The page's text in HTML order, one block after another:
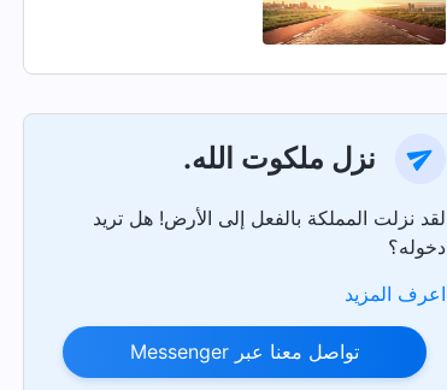
نزل ملكوت الله.
لقد نزلت المملكة بالفعل إلى الأرض! هل تريد
دخوله؟
اعرف المزيد
تواصل معنا عبر Messenger